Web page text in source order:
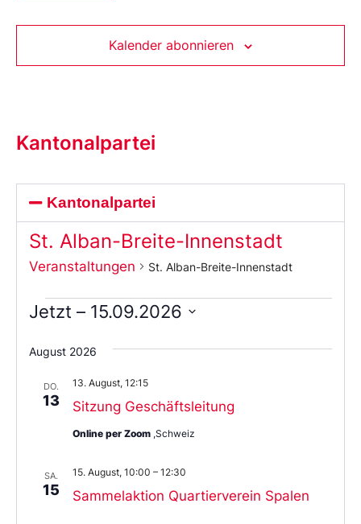
Kalender abonnieren
Kantonalpartei
Kantonalpartei
St. Alban-Breite-Innenstadt
Veranstaltungen St. Alban-Breite-Innenstadt
Jetzt – 15.09.2026
Sie
das
aus.
August 2026
DO.
13 Sitzung Geschäftsleitung
13. August, 12:15
Online per Zoom ,Schweiz
SA.
15 Sammelaktion Quartierverein Spalen
15. August, 10:00 – 12:30